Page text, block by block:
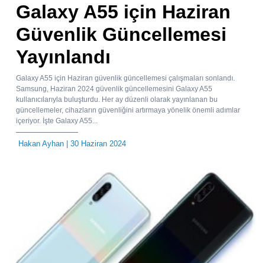
Galaxy A55 için Haziran
Güvenlik Güncellemesi
Yayınlandı
Galaxy A55 için Haziran güvenlik güncellemesi çalışmaları sonlandı.
Samsung, Haziran 2024 güvenlik güncellemesini Galaxy A55
kullanıcılarıyla buluşturdu. Her ay düzenli olarak yayınlanan bu
güncellemeler, cihazların güvenliğini artırmaya yönelik önemli adımlar
içeriyor. İşte Galaxy A55...
Hakan Ayhan | 30 Haziran 2024